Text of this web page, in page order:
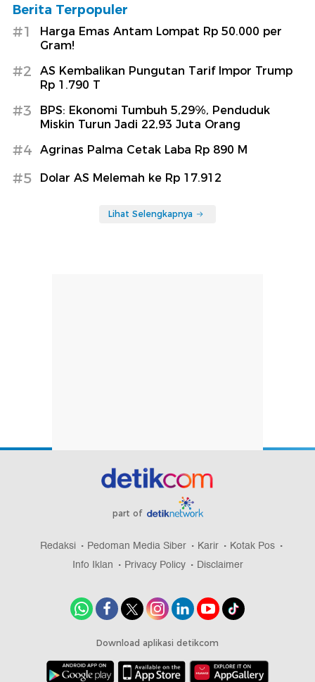
Berita Terpopuler
#1
Harga Emas Antam Lompat Rp 50.000 per
Gram!
#2
AS Kembalikan Pungutan Tarif Impor Trump
Rp 1.790 T
#3
BPS: Ekonomi Tumbuh 5,29%, Penduduk
Miskin Turun Jadi 22,93 Juta Orang
#4 Agrinas Palma Cetak Laba Rp 890 M
#5 Dolar AS Melemah ke Rp 17.912
Lihat Selengkapnya
part of
Redaksi Pedoman Media Siber Karir
Kotak Pos
Info Iklan
Privacy Policy Disclaimer
Download aplikasi detikcom